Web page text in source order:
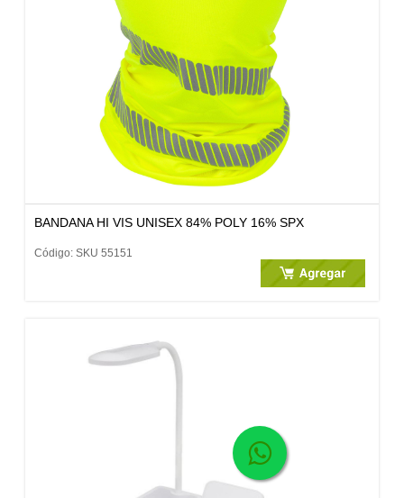
BANDANA HI VIS UNISEX 84% POLY 16% SPX
Código: SKU 55151